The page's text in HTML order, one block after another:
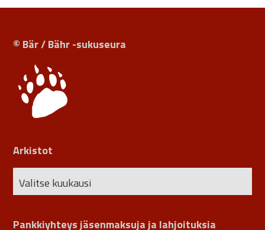
© Bär / Bähr -sukuseura
Arkistot
Pankkiyhteys jäsenmaksuja ja lahjoituksia